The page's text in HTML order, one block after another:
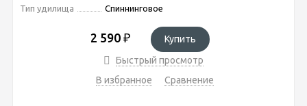
Тип удилища Спиннинговое
2 590 ₽
Купить
Быстрый просмотр
В избранное
Сравнение